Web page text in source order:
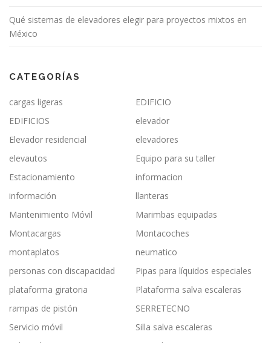
Qué sistemas de elevadores elegir para proyectos mixtos en
México
CATEGORÍAS
cargas ligeras
EDIFICIO
EDIFICIOS
elevador
Elevador residencial
elevadores
elevautos
Equipo para su taller
Estacionamiento
informacion
información
llanteras
Mantenimiento Móvil
Marimbas equipadas
Montacargas
Montacoches
montaplatos
neumatico
personas con discapacidad
Pipas para líquidos especiales
plataforma giratoria
Plataforma salva escaleras
rampas de pistón
SERRETECNO
Servicio móvil
Silla salva escaleras